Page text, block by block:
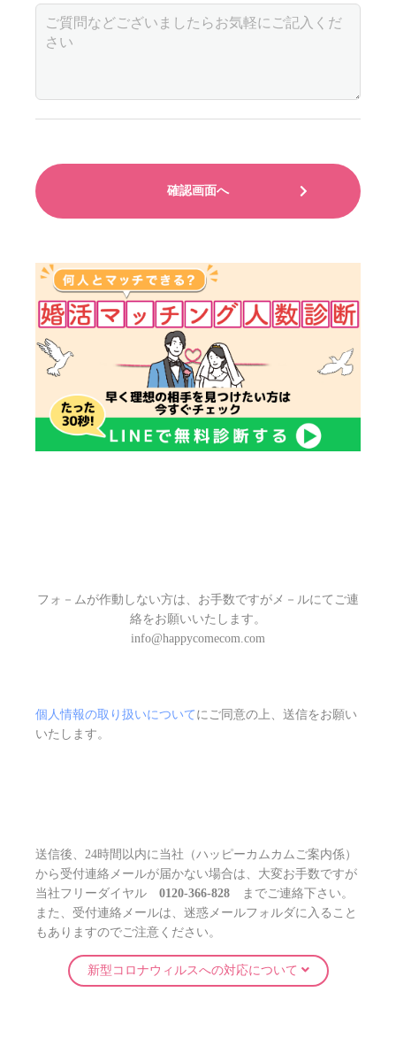
確認画面へ
フォ－ムが作動しない方は、お手数ですがメ－ルにてご連
絡をお願いいたします。
info@happycomecom.com
個人情報の取り扱いについて にご同意の上、送信をお願い
いたします。
送信後、24時間以内に当社（ハッピーカムカムご案内係）
から受付連絡メールが届かない場合は、大変お手数ですが
当社フリーダイヤル 0120-366-828 までご連絡下さい。
また、受付連絡メールは、迷惑メールフォルダに入ること
もありますのでご注意ください。
新型コロナウィルスへの対応について